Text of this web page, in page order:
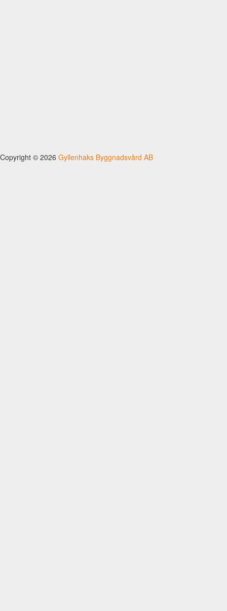
Copyright © 2026 Gyllenhaks Byggnadsvård AB